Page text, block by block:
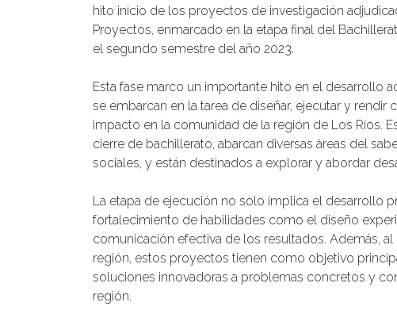
hito inicio de los proyectos de investigación
Proyectos, enmarcado en la etapa final del
el segundo semestre del año 2023.
Esta fase marco un importante hito en el desarrollo
se embarcan en la tarea de diseñar, ejecutar y
impacto en la comunidad de la región de Los Ríos.
cierre de bachillerato, abarcan diversas áreas del
sociales, y están destinados a explorar y abordar
La etapa de ejecución no solo implica el desarrollo
fortalecimiento de habilidades como el diseño
comunicación efectiva de los resultados. Además,
región, estos proyectos tienen como objetivo
soluciones innovadoras a problemas concretos y
región.